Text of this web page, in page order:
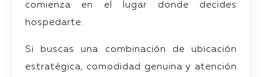
comienza en el lugar donde decides
hospedarte.
Si buscas una combinación de ubicación
estratégica, comodidad genuina y atención